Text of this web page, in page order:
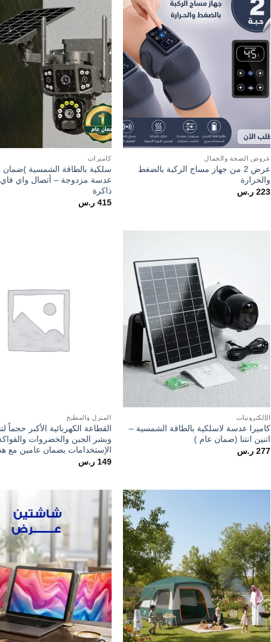
Add to
wishlist
عروض الصحة والجمال
عرض 2 من جهاز مساج الركبة بالضغط
والحرارة
223 ر.س
كاميرات
سلكية بالطاقة الشمسية )ضمان
عدسة مزدوجة – أتصال واي
ذاكرة
415 ر.س
Add to
wishlist
الإلكترونيات
كاميرا عدسة لاسلكية بالطاقة الشمسية –
اتنين انتنا (ضمان عام )
277 ر.س
المنزل والمطبخ
القطاعة الكهربائية الأكبر حجماً
وبشر الجبن والخضروات
الإستخدامات بضمان عامين مع
149 ر.س
Add to
wishlist